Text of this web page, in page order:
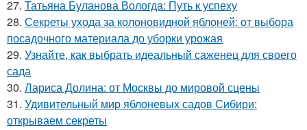
27. Татьяна Буланова Вологда: Путь к успеху
28. Секреты ухода за колоновидной яблоней: от выбора
посадочного материала до уборки урожая
29. Узнайте, как выбрать идеальный саженец для своего
сада
30. Лариса Долина: от Москвы до мировой сцены
31. Удивительный мир яблоневых садов Сибири:
открываем секреты